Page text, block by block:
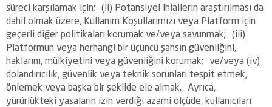
süreci karşılamak için; (ii) Potansiyel ihlallerin araştırılması da
dahil olmak üzere, Kullanım Koşullarımızı veya Platform için
geçerli diğer politikaları korumak ve/veya savunmak; (iii)
Platformun veya herhangi bir üçüncü şahsın güvenliğini,
haklarını, mülkiyetini veya güvenliğini korumak; ve/veya (iv)
dolandırıcılık, güvenlik veya teknik sorunları tespit etmek,
önlemek veya başka bir şekilde ele almak. Ayrıca,
yürürlükteki yasaların izin verdiği azami ölçüde, kullanıcıları